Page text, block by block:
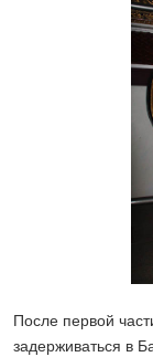
После первой
задерживаться в